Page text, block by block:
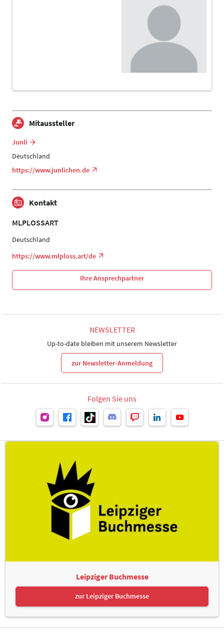
Mitaussteller
Junli
Deutschland
https://www.junlichen.de
Kontakt
MLPLOSSART
Deutschland
https://www.mlploss.art/de
Ihre Ansprechpartner
NEWSLETTER
Up-to-date bleiben mit unserem Newsletter
zur Newsletter-Anmeldung
Folgen Sie uns
Leipziger Buchmesse
zur Leipziger Buchmesse